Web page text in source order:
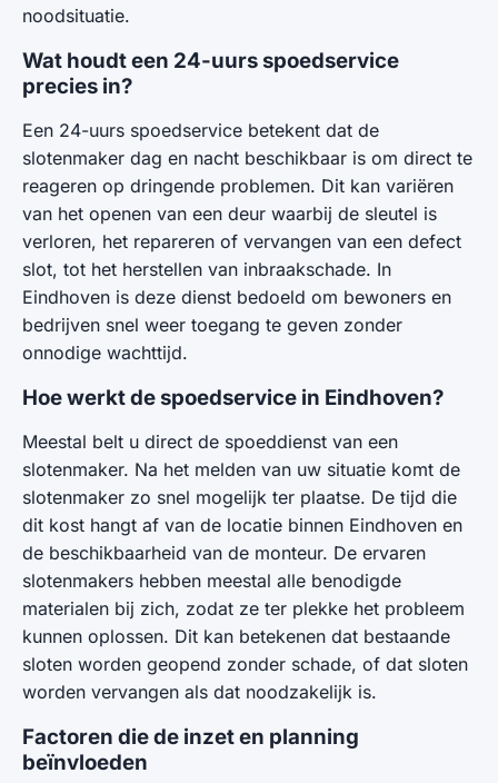
noodsituatie.
Wat houdt een 24-uurs spoedservice
precies in?
Een 24-uurs spoedservice betekent dat de
slotenmaker dag en nacht beschikbaar is om direct te
reageren op dringende problemen. Dit kan variëren
van het openen van een deur waarbij de sleutel is
verloren, het repareren of vervangen van een defect
slot, tot het herstellen van inbraakschade. In
Eindhoven is deze dienst bedoeld om bewoners en
bedrijven snel weer toegang te geven zonder
onnodige wachttijd.
Hoe werkt de spoedservice in Eindhoven?
Meestal belt u direct de spoeddienst van een
slotenmaker. Na het melden van uw situatie komt de
slotenmaker zo snel mogelijk ter plaatse. De tijd die
dit kost hangt af van de locatie binnen Eindhoven en
de beschikbaarheid van de monteur. De ervaren
slotenmakers hebben meestal alle benodigde
materialen bij zich, zodat ze ter plekke het probleem
kunnen oplossen. Dit kan betekenen dat bestaande
sloten worden geopend zonder schade, of dat sloten
worden vervangen als dat noodzakelijk is.
Factoren die de inzet en planning
beïnvloeden